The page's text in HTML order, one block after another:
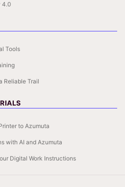
4.0
Tools
Reliable Trail
to Azumuta
with AI and Azumuta
Digital Work Instructions